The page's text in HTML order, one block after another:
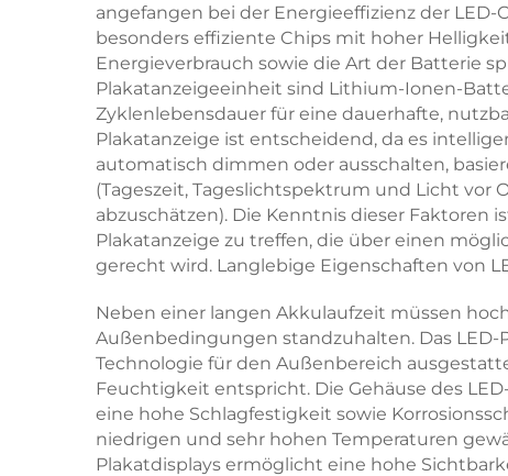
angefangen bei der Energieeffizienz der LED-
besonders effiziente Chips mit hoher
Energieverbrauch sowie die Art der Batterie
Plakatanzeigeeinheit sind Lithium-Ionen-
Zyklenlebensdauer für eine dauerhafte,
Plakatanzeige ist entscheidend, da es
automatisch dimmen oder ausschalten,
(Tageszeit, Tageslichtspektrum und Licht
abzuschätzen). Die Kenntnis dieser Faktoren
Plakatanzeige zu treffen, die über einen
gerecht wird. Langlebige Eigenschaften von
Neben einer langen Akkulaufzeit müssen
Außenbedingungen standzuhalten. Das LED-
Technologie für den Außenbereich
Feuchtigkeit entspricht. Die Gehäuse des
eine hohe Schlagfestigkeit sowie
niedrigen und sehr hohen Temperaturen
Plakatdisplays ermöglicht eine hohe